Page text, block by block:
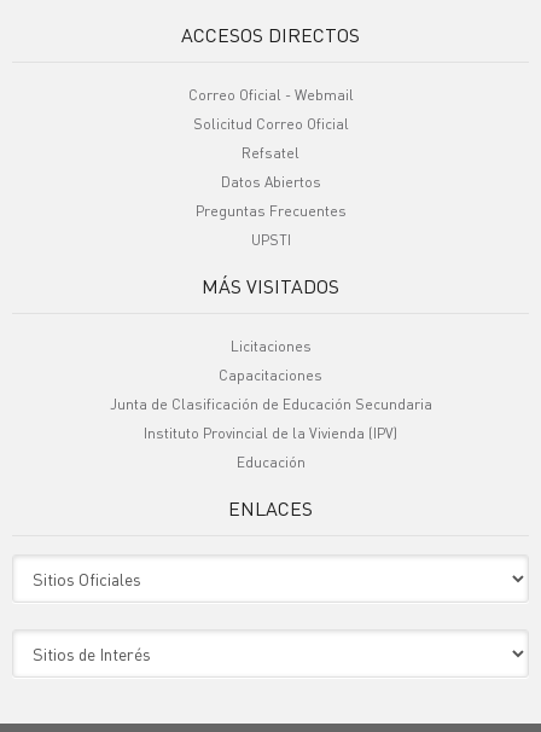
ACCESOS DIRECTOS
Correo Oficial - Webmail
Solicitud Correo Oficial
Refsatel
Datos Abiertos
Preguntas Frecuentes
UPSTI
MÁS VISITADOS
Licitaciones
Capacitaciones
Junta de Clasificación de Educación Secundaria
Instituto Provincial de la Vivienda (IPV)
Educación
ENLACES